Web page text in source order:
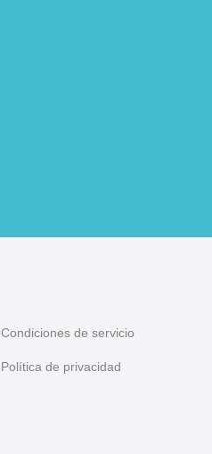
Condiciones de servicio
Política de privacidad